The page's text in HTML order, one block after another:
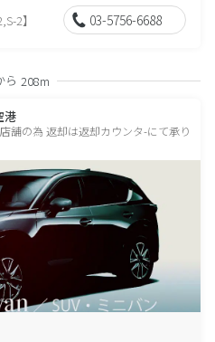
2】 03-5756-6688
ら 208m
港
舗の為 返却は返却カウンタ-にて承り